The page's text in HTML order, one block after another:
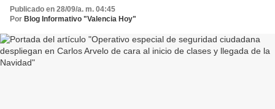
Publicado en 28/09/a. m. 04:45
Por Blog Informativo "Valencia Hoy"